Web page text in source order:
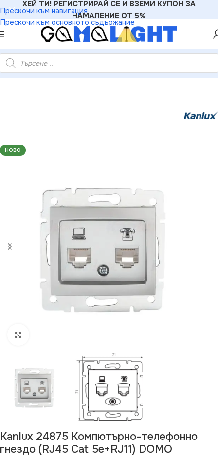
Прескочи към навигация
Прескочи към основното съдържание
ХЕЙ ТИ! РЕГИСТРИРАЙ СЕ И ВЗЕМИ КУПОН ЗА
НАМАЛЕНИЕ ОТ 5%
Компютърно-телефонно гнездо (RJ45 Cat 5e+RJ11) DOMO
НОВО
Kanlux 24875 Компютърно-телефонно
гнездо (RJ45 Cat 5e+RJ11) DOMO